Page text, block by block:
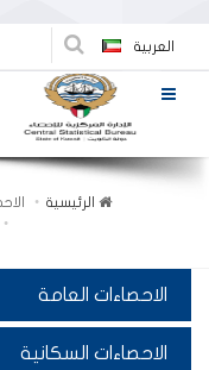
العربية
الرئيسية
الاحصاءات العامة
الاحصاءات السكانية